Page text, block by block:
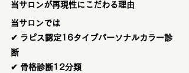
当サロンが再現性にこだわる理由
当サロンでは
✔ ラピス認定16タイプパーソナルカラー診
断
✔ 骨格診断12分類